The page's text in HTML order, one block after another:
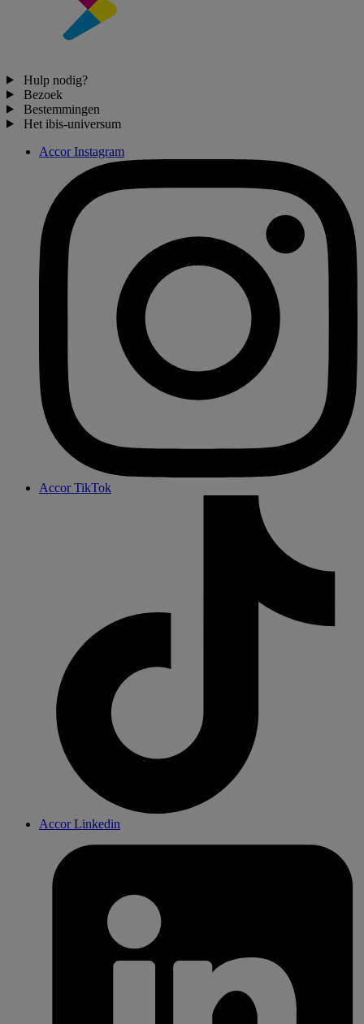
Hulp nodig?
Bezoek
Bestemmingen
Het ibis-universum
Accor Instagram
Accor TikTok
Accor Linkedin